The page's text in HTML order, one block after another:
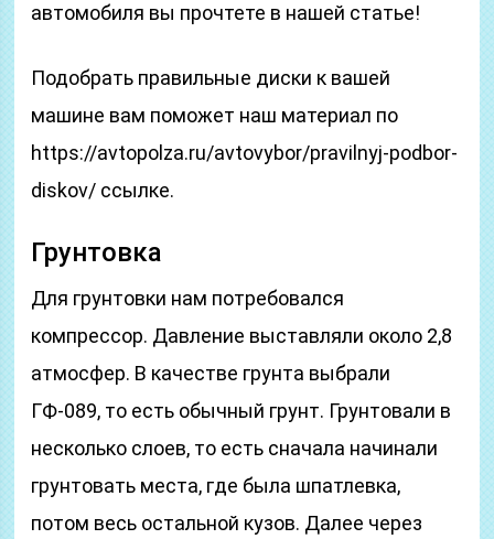
автомобиля вы прочтете в нашей статье!
Подобрать правильные диски к вашей
машине вам поможет наш материал по
https://avtopolza.ru/avtovybor/pravilnyj-podbor-
diskov/ ссылке.
Грунтовка
Для грунтовки нам потребовался
компрессор. Давление выставляли около 2,8
атмосфер. В качестве грунта выбрали
ГФ-089, то есть обычный грунт. Грунтовали в
несколько слоев, то есть сначала начинали
грунтовать места, где была шпатлевка,
потом весь остальной кузов. Далее через